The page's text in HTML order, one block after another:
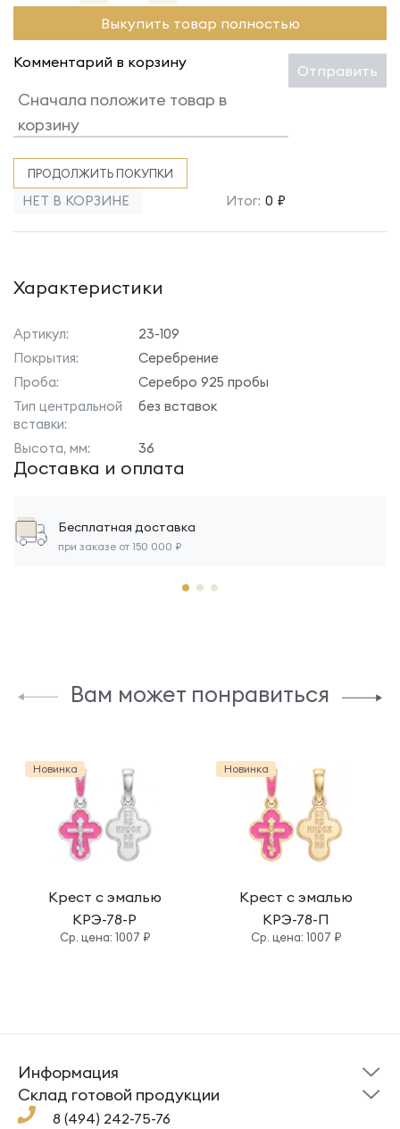
Выкупить товар полностью
Комментарий в корзину Отправить
ПРОДОЛЖИТЬ ПОКУПКИ
НЕТ В КОРЗИНЕ Итог: 0 ₽
Характеристики
Артикул:
23-109
Покрытия:
Серебрение
Проба:
Серебро 925 пробы
Тип центральной
вставки:
без вставок
Высота, мм: 36
Доставка и оплата
Бесплатная доставка
при заказе от 150 000 ₽
Вам может понравиться
Новинка
Крест с эмалью
КРЭ-78-Р
Cр. цена: 1007 ₽
Новинка
Крест с эмалью
КРЭ-78-П
Cр. цена: 1007 ₽
8 (494) 242-75-76
Информация
Склад готовой
продукции
Под заказ
Помощь
Cклад готовой продукции
Кресты
Кольца
Ложки